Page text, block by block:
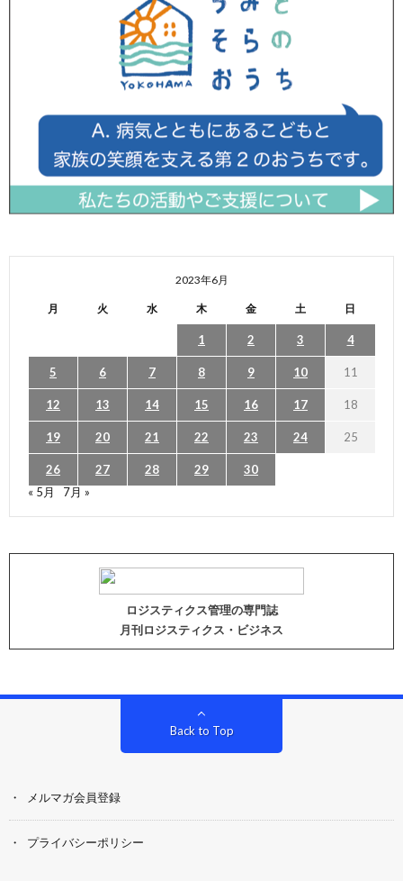
2023年6月
月 火 水 木 金 土 日
1 2 3 4
5 6 7 8 9 10 11
12 13 14 15 16 17 18
19 20 21 22 23 24 25
26 27 28 29
30
« 5月
7月 »
ロジスティクス管理の専門誌
月刊ロジスティクス・ビジネス
Back to Top
メルマガ会員登録
プライバシーポリシー